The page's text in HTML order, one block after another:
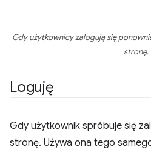
Gdy użytkownicy zalogują się
stronę.
Loguję
Gdy użytkownik spróbuje się
stronę. Używa ona tego